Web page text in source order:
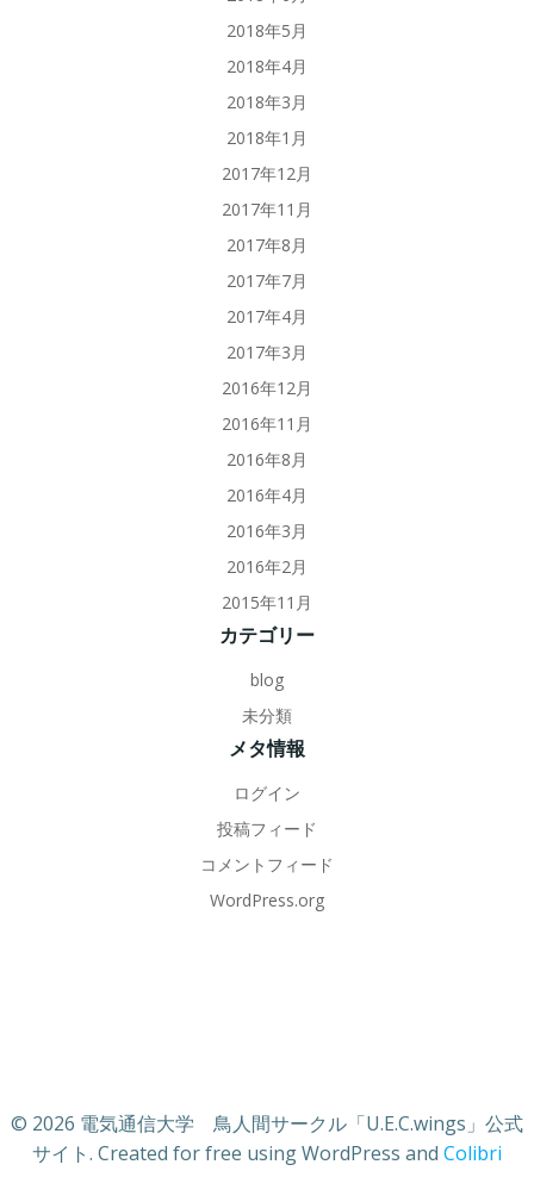
2018年5月
2018年4月
2018年3月
2018年1月
2017年12月
2017年11月
2017年8月
2017年7月
2017年4月
2017年3月
2016年12月
2016年11月
2016年8月
2016年4月
2016年3月
2016年2月
2015年11月
カテゴリー
blog
未分類
メタ情報
ログイン
投稿フィード
コメントフィード
WordPress.org
© 2026 電気通信大学 鳥人間サークル「U.E.C.wings」公式
サイト. Created for free using WordPress and Colibri